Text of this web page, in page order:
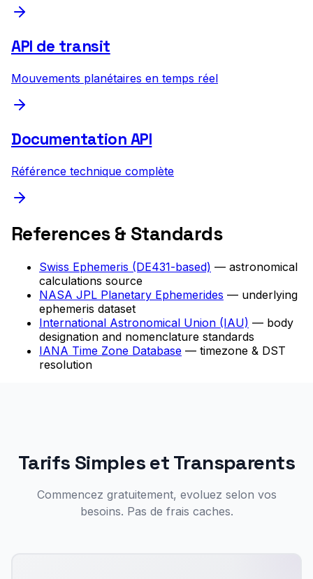
API de transit
Mouvements planétaires en temps réel
Documentation API
Référence technique complète
References & Standards
Swiss Ephemeris (DE431-based) — astronomical
calculations source
NASA JPL Planetary Ephemerides — underlying
ephemeris dataset
International Astronomical Union (IAU) — body
designation and nomenclature standards
IANA Time Zone Database — timezone & DST
resolution
Tarifs Simples et Transparents
Commencez gratuitement, evoluez selon vos
besoins. Pas de frais caches.